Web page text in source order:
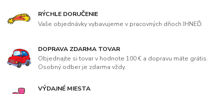
RÝCHLE DORUČENIE
Vaše objednávky vybavujeme v pracovných dňoch IHNEĎ.
DOPRAVA ZDARMA TOVAR
Objednajte si tovar v hodnote 100 € a dopravu máte grátis.
Osobný odber je zdarma vždy.
VÝDAJNÉ MIESTA